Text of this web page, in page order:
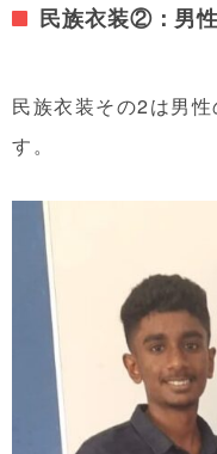
民族衣装②：男
民族衣装その2は男性
す。